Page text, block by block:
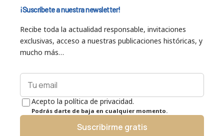
¡Suscríbete a nuestra newsletter!
Recibe toda la actualidad responsable, invitaciones
exclusivas, acceso a nuestras publicaciones históricas, y
mucho más…
Acepto la política de privacidad.
Podrás darte de baja en cualquier momento.
Suscribirme gratis